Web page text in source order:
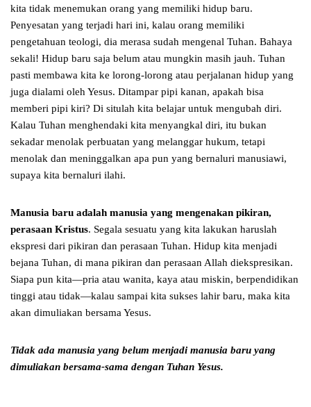
kita tidak menemukan orang yang memiliki hidup baru.
Penyesatan yang terjadi hari ini, kalau orang memiliki
pengetahuan teologi, dia merasa sudah mengenal Tuhan. Bahaya
sekali! Hidup baru saja belum atau mungkin masih jauh. Tuhan
pasti membawa kita ke lorong-lorong atau perjalanan hidup yang
juga dialami oleh Yesus. Ditampar pipi kanan, apakah bisa
memberi pipi kiri? Di situlah kita belajar untuk mengubah diri.
Kalau Tuhan menghendaki kita menyangkal diri, itu bukan
sekadar menolak perbuatan yang melanggar hukum, tetapi
menolak dan meninggalkan apa pun yang bernaluri manusiawi,
supaya kita bernaluri ilahi.
Manusia baru adalah manusia yang mengenakan pikiran,
perasaan Kristus. Segala sesuatu yang kita lakukan haruslah
ekspresi dari pikiran dan perasaan Tuhan. Hidup kita menjadi
bejana Tuhan, di mana pikiran dan perasaan Allah diekspresikan.
Siapa pun kita—pria atau wanita, kaya atau miskin, berpendidikan
tinggi atau tidak—kalau sampai kita sukses lahir baru, maka kita
akan dimuliakan bersama Yesus.
Tidak ada manusia yang belum menjadi manusia baru yang
dimuliakan bersama-sama dengan Tuhan Yesus.